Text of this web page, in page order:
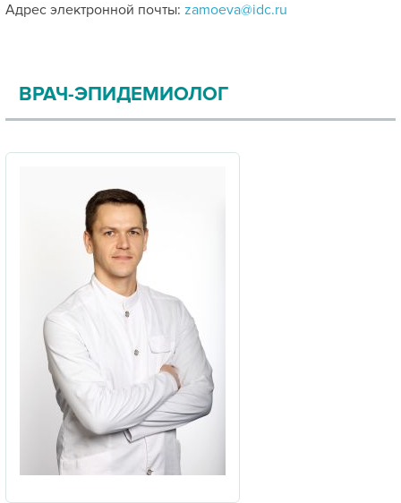
Адрес электронной почты: zamoeva@idc.ru
ВРАЧ-ЭПИДЕМИОЛОГ